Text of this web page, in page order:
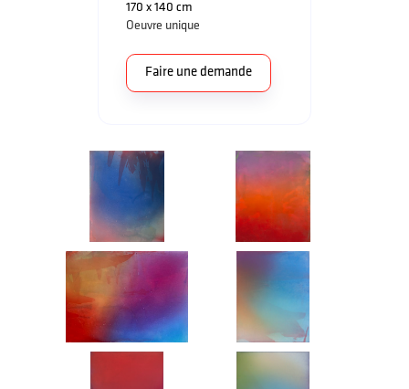
170 x 140 cm
Oeuvre unique
Faire une demande